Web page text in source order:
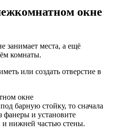
окне
занимает места, а ещё
комнаты.
или создать отверстие в
барную стойку, то сначала
фанеры и установите
нижней частью стены.